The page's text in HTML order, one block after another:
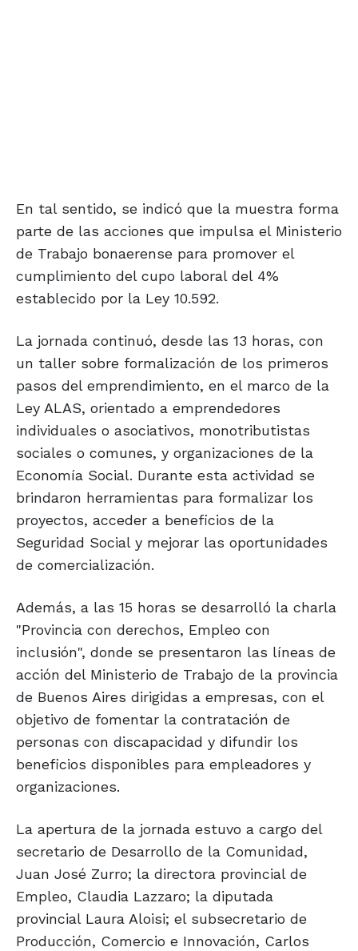
En tal sentido, se indicó que la muestra forma
parte de las acciones que impulsa el Ministerio
de Trabajo bonaerense para promover el
cumplimiento del cupo laboral del 4%
establecido por la Ley 10.592.
La jornada continuó, desde las 13 horas, con
un taller sobre formalización de los primeros
pasos del emprendimiento, en el marco de la
Ley ALAS, orientado a emprendedores
individuales o asociativos, monotributistas
sociales o comunes, y organizaciones de la
Economía Social. Durante esta actividad se
brindaron herramientas para formalizar los
proyectos, acceder a beneficios de la
Seguridad Social y mejorar las oportunidades
de comercialización.
Además, a las 15 horas se desarrolló la charla
"Provincia con derechos, Empleo con
inclusión", donde se presentaron las líneas de
acción del Ministerio de Trabajo de la provincia
de Buenos Aires dirigidas a empresas, con el
objetivo de fomentar la contratación de
personas con discapacidad y difundir los
beneficios disponibles para empleadores y
organizaciones.
La apertura de la jornada estuvo a cargo del
secretario de Desarrollo de la Comunidad,
Juan José Zurro; la directora provincial de
Empleo, Claudia Lazzaro; la diputada
provincial Laura Aloisi; el subsecretario de
Producción, Comercio e Innovación, Carlos